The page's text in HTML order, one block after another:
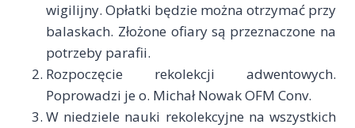
wigilijny. Opłatki będzie można otrzymać przy
balaskach. Złożone ofiary są przeznaczone na
potrzeby parafii.
Rozpoczęcie rekolekcji adwentowych.
Poprowadzi je o. Michał Nowak OFM Conv.
W niedziele nauki rekolekcyjne na wszystkich